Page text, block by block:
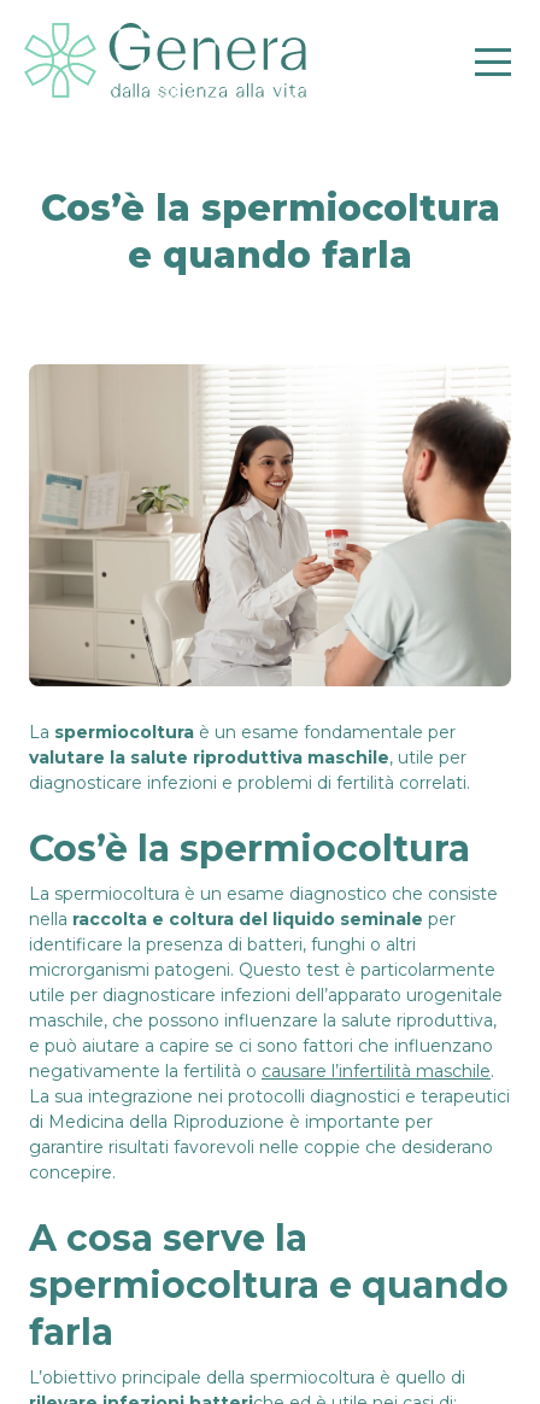
Cos’è la spermiocoltura
e quando farla
La spermiocoltura è un esame fondamentale per
valutare la salute riproduttiva maschile, utile per
diagnosticare infezioni e problemi di fertilità correlati.
Cos’è la spermiocoltura
La spermiocoltura è un esame diagnostico che consiste
nella raccolta e coltura del liquido seminale per
identificare la presenza di batteri, funghi o altri
microrganismi patogeni. Questo test è particolarmente
utile per diagnosticare infezioni dell’apparato urogenitale
maschile, che possono influenzare la salute riproduttiva,
e può aiutare a capire se ci sono fattori che influenzano
negativamente la fertilità o causare l’infertilità maschile.
La sua integrazione nei protocolli diagnostici e terapeutici
di Medicina della Riproduzione è importante per
garantire risultati favorevoli nelle coppie che desiderano
concepire.
A cosa serve la
spermiocoltura e quando
farla
L’obiettivo principale della spermiocoltura è quello di